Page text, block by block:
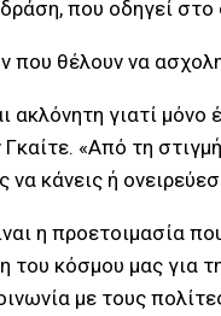
που οδηγεί στο
θέλουν να
γιατί
«Από τη
κάνεις ή
η προετοιμασία
κόσμου μας για
με τους